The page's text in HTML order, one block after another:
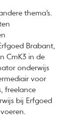
thema’s.
Brabant,
CmK3 in de
onderwijs
voor
freelance
bij Erfgoed